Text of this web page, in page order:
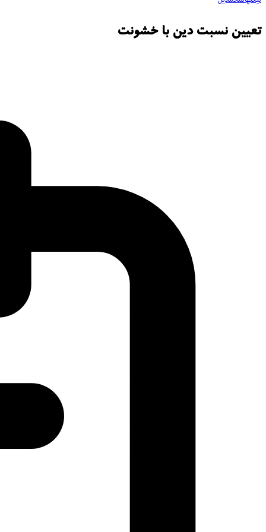
تعیین نسبت دین با خشونت